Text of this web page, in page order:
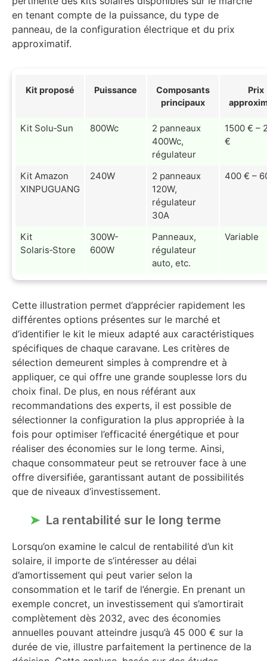
en tenant compte de la puissance, du type de
panneau, de la configuration électrique et du prix
approximatif.
Kit proposé Puissance
Composants
principaux
Prix
Kit Solu‑Sun 800Wc
2 panneaux
400Wc,
régulateur
1500 € –
€
Kit Amazon
XINPUGUANG
240W
2 panneaux
120W,
régulateur
30A
400 € –
Kit
Solaris‑Store
300W-
600W
Panneaux,
régulateur
auto, etc.
Variable
Cette illustration permet d’apprécier rapidement les
différentes options présentes sur le marché et
d’identifier le kit le mieux adapté aux caractéristiques
spécifiques de chaque caravane. Les critères de
sélection demeurent simples à comprendre et à
appliquer, ce qui offre une grande souplesse lors du
choix final. De plus, en nous référant aux
recommandations des experts, il est possible de
sélectionner la configuration la plus appropriée à la
fois pour optimiser l’efficacité énergétique et pour
réaliser des économies sur le long terme. Ainsi,
chaque consommateur peut se retrouver face à une
offre diversifiée, garantissant autant de possibilités
que de niveaux d’investissement.
La rentabilité sur le long terme
Lorsqu’on examine le calcul de rentabilité d’un kit
solaire, il importe de s’intéresser au délai
d’amortissement qui peut varier selon la
consommation et le tarif de l’énergie. En prenant un
exemple concret, un investissement qui s’amortirait
complètement dès 2032, avec des économies
annuelles pouvant atteindre jusqu’à 45 000 € sur la
durée de vie, illustre parfaitement la pertinence de la